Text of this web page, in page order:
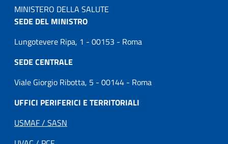
MINISTERO DELLA SALUTE
SEDE DEL MINISTRO
Lungotevere Ripa, 1 - 00153 - Roma
SEDE CENTRALE
Viale Giorgio Ribotta, 5 - 00144 - Roma
UFFICI PERIFERICI E TERRITORIALI
USMAF / SASN